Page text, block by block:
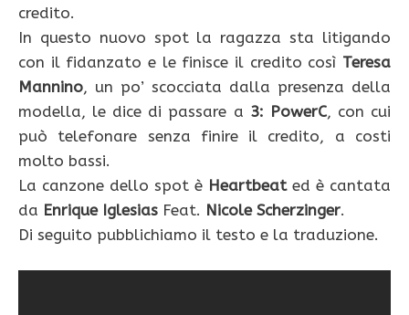
credito.
In questo nuovo spot la ragazza sta litigando
con il fidanzato e le finisce il credito così Teresa
Mannino, un po’ scocciata dalla presenza della
modella, le dice di passare a 3: PowerC, con cui
può telefonare senza finire il credito, a costi
molto bassi.
La canzone dello spot è Heartbeated è cantata
da Enrique Iglesias Feat. Nicole Scherzinger.
Di seguito pubblichiamo il testo e la traduzione.